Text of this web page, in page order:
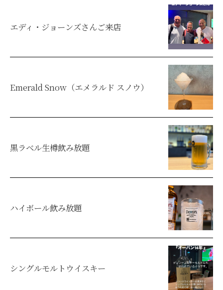
エディ・ジョーンズさんご来店
Emerald Snow（エメラルド スノウ）
黒ラベル生樽飲み放題
ハイボール飲み放題
シングルモルトウイスキー